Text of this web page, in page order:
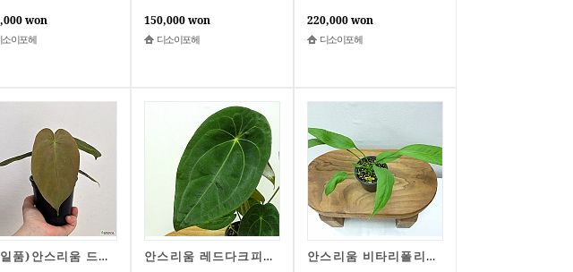
won
소이포헤
150,000 won
디소이포헤
220,000 won
디소이포헤
(동일품)안스리움 드레스러리BVEP x드레스러리칼라블랙키 1번 안스리움 레드다크피닉스X포게티A1075-동일품배송,높이 34cm,너비 28cm 안스리움 비타리폴리움B4423-동일품배송,높이 22cm,너비 38cm